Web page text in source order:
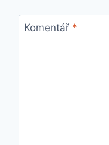
Komentář *